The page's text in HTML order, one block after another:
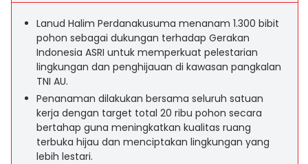
Lanud Halim Perdanakusuma menanam 1.300 bibit
pohon sebagai dukungan terhadap Gerakan
Indonesia ASRI untuk memperkuat pelestarian
lingkungan dan penghijauan di kawasan pangkalan
TNI AU.
Penanaman dilakukan bersama seluruh satuan
kerja dengan target total 20 ribu pohon secara
bertahap guna meningkatkan kualitas ruang
terbuka hijau dan menciptakan lingkungan yang
lebih lestari.